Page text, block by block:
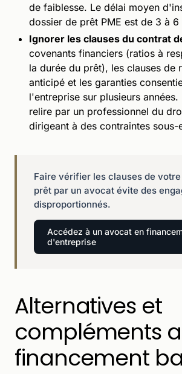
de faiblesse. Le délai moyen
dossier de prêt PME est de 3 à 6
Ignorer les clauses du contrat
covenants financiers (ratios à
la durée du prêt), les clauses de
anticipé et les garanties
l'entreprise sur plusieurs
relire par un professionnel du
dirigeant à des contraintes sous-
Faire vérifier les clauses de
prêt par un avocat évite des
disproportionnés.
Accédez à un avocat en
d'entreprise
Alternatives et
compléments
financement